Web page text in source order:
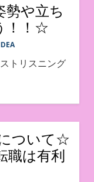
勢や立ち
！！☆
トリスニング
ついて☆
職は有利